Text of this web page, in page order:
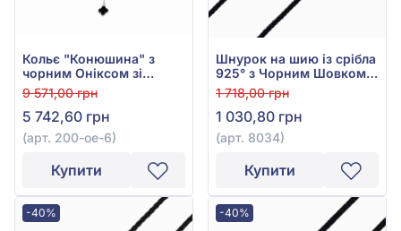
Кольє "Конюшина" з
чорним Оніксом зі
срібла 925°, арт. 200-
ое-6
9 571,00 грн
5 742,60 грн
(арт. 200-ое-6)
Купити
Шнурок на шию із срібла
925° з Чорним Шовком,
арт. 8034
1 718,00 грн
1 030,80 грн
(арт. 8034)
Купити
-40% -40%